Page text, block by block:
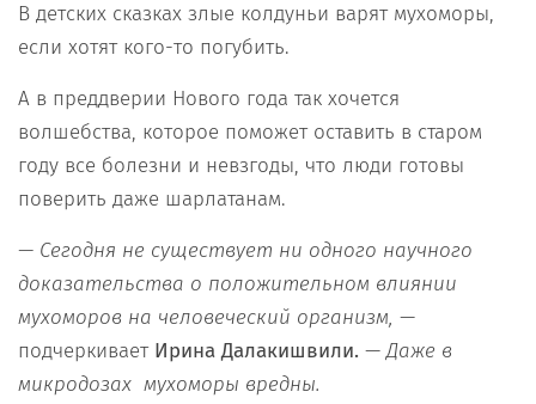
В детских сказках злые колдуньи варят мухоморы,
если хотят кого-то погубить.
А в преддверии Нового года так хочется
волшебства, которое поможет оставить в старом
году все болезни и невзгоды, что люди готовы
поверить даже шарлатанам.
— Сегодня не существует ни одного научного
доказательства о положительном влиянии
мухоморов на человеческий организм, —
подчеркивает Ирина Далакишвили. —Даже в
микродозах мухоморы вредны.